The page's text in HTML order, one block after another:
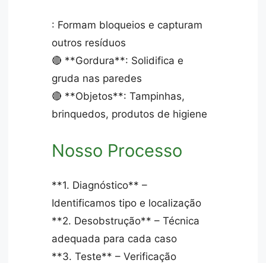
: Formam bloqueios e capturam
outros resíduos
🔴 **Gordura**: Solidifica e
gruda nas paredes
🔴 **Objetos**: Tampinhas,
brinquedos, produtos de higiene
Nosso Processo
**1. Diagnóstico** –
Identificamos tipo e localização
**2. Desobstrução** – Técnica
adequada para cada caso
**3. Teste** – Verificação